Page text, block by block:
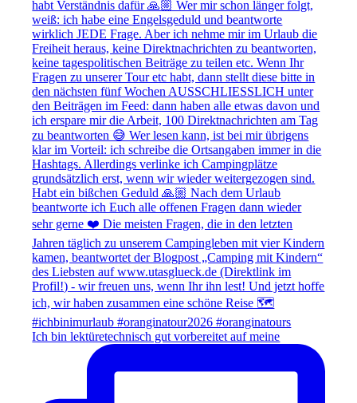
Ich bin lektüretechnisch gut vorbereitet auf meine